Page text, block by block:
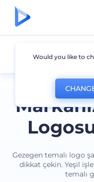
Gezegen temalı logo
dikkat çekin. Yeşil
temalı
Dünya
Would you like to